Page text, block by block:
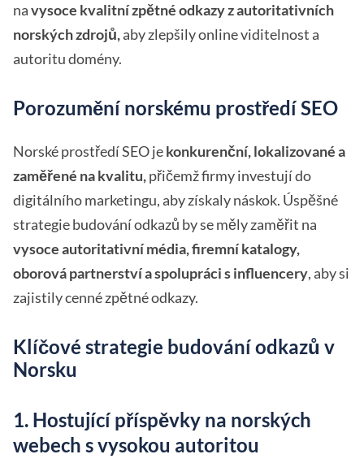
navysoce kvalitní zpětné odkazy z autoritativních
norských zdrojů,aby zlepšily online viditelnost a
autoritu domény.
Porozumění norskému prostředí SEO
Norské prostředí SEO jekonkurenční, lokalizované a
zaměřené na kvalitu,přičemž firmy investují do
digitálního marketingu, aby získaly náskok. Úspěšné
strategie budování odkazů by se měly zaměřit na
vysoce autoritativní média, firemní katalogy,
oborová partnerství a spolupráci s influencery, aby si
zajistily cenné zpětné odkazy.
Klíčové strategie budování odkazů v
Norsku
1. Hostující příspěvky na norských
webech s vysokou autoritou